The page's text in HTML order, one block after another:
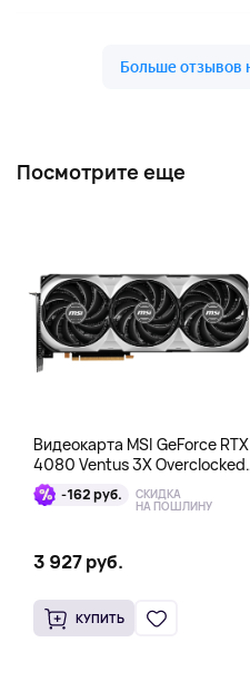
Посмотрите еще
Видеокарта MSI GeForce RTX
4080 Ventus 3X Overclocked
16GB DDR6X
-162 руб. СКИДКА
НА ПОШЛИНУ
3 927 руб.
КУПИТЬ